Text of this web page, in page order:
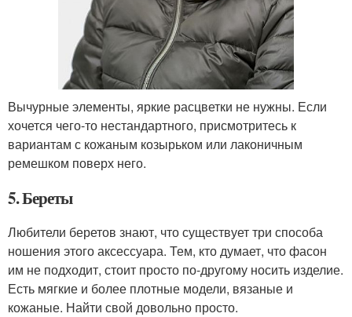
Вычурные элементы, яркие расцветки не нужны. Если
хочется чего-то нестандартного, присмотритесь к
вариантам с кожаным козырьком или лаконичным
ремешком поверх него.
5. Береты
Любители беретов знают, что существует три способа
ношения этого аксессуара. Тем, кто думает, что фасон
им не подходит, стоит просто по-другому носить изделие.
Есть мягкие и более плотные модели, вязаные и
кожаные. Найти свой довольно просто.